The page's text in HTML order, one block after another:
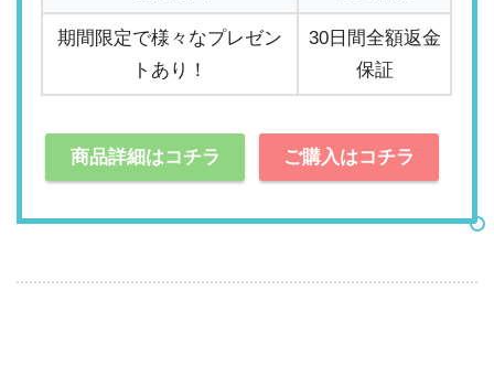
期間限定で様々なプレゼン
トあり！
30日間全額返金
保証
商品詳細はコチラ ご購入はコチラ